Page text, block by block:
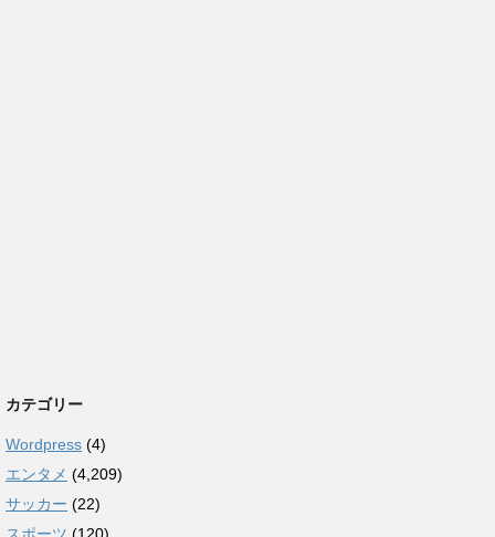
カテゴリー
Wordpress (4)
エンタメ (4,209)
サッカー (22)
スポーツ (120)